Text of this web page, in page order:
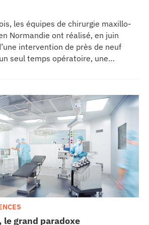
les équipes de chirurgie maxillo-
Normandie ont réalisé, en juin
intervention de près de neuf
seul temps opératoire, une
le grand paradoxe